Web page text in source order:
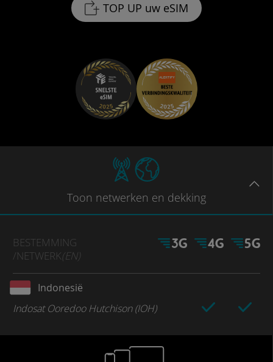
TOP UP uw eSIM
Toon netwerken en dekking
BESTEMMING
/NETWERK(EN)
Indonesië
Indosat Ooredoo Hutchison (IOH)